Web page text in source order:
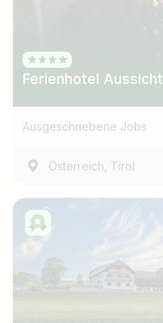
Ferienhotel Aussicht
Ausgeschriebene Jobs
Österreich, Tirol